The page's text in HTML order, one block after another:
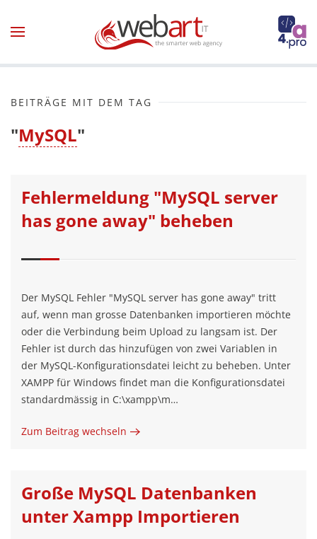
Zum Hauptinhalt springen
BEITRÄGE MIT DEM TAG
"MySQL"
Fehlermeldung "MySQL server
has gone away" beheben
Der MySQL Fehler "MySQL server has gone away" tritt
auf, wenn man grosse Datenbanken importieren möchte
oder die Verbindung beim Upload zu langsam ist. Der
Fehler ist durch das hinzufügen von zwei Variablen in
der MySQL-Konfigurationsdatei leicht zu beheben. Unter
XAMPP für Windows findet man die Konfigurationsdatei
standardmässig in C:\xampp\m…
Zum Beitrag wechseln
Große MySQL Datenbanken
unter Xampp Importieren